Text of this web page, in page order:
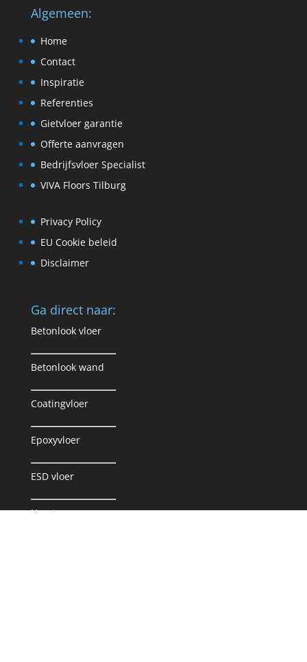
Algemeen:
Home
Contact
Inspiratie
Referenties
Gietvloer garantie
Offerte aanvragen
Bedrijfsvloer Specialist
VIVA Floors Tilburg
Privacy Policy
EU Cookie beleid
Disclaimer
Ga direct naar:
Betonlook vloer
Betonlook wand
Coatingvloer
Epoxyvloer
ESD vloer
Ucrete